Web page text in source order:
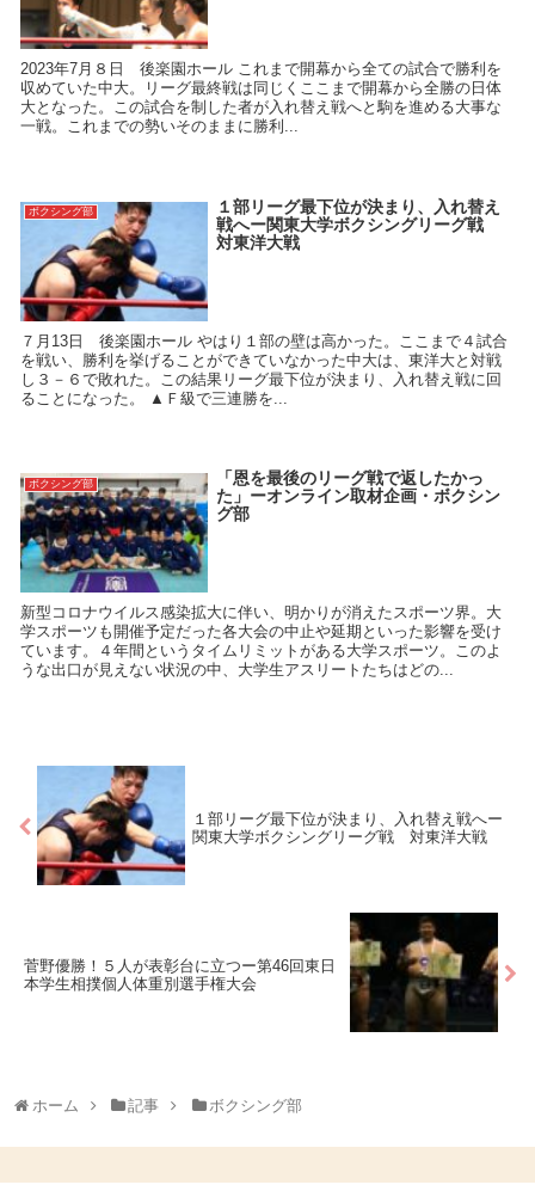
2023年7月８日 後楽園ホール これまで開幕から全ての試合で勝利を
収めていた中大。リーグ最終戦は同じくここまで開幕から全勝の日体
大となった。この試合を制した者が入れ替え戦へと駒を進める大事な
一戦。これまでの勢いそのままに勝利...
ボクシング部
１部リーグ最下位が決まり、入れ替え
戦へー関東大学ボクシングリーグ戦
対東洋大戦
７月13日 後楽園ホール やはり１部の壁は高かった。ここまで４試合
を戦い、勝利を挙げることができていなかった中大は、東洋大と対戦
し３－６で敗れた。この結果リーグ最下位が決まり、入れ替え戦に回
ることになった。 ▲Ｆ級で三連勝を...
ボクシング部
「恩を最後のリーグ戦で返したかっ
た」ーオンライン取材企画・ボクシン
グ部
新型コロナウイルス感染拡大に伴い、明かりが消えたスポーツ界。大
学スポーツも開催予定だった各大会の中止や延期といった影響を受け
ています。４年間というタイムリミットがある大学スポーツ。このよ
うな出口が見えない状況の中、大学生アスリートたちはどの...
１部リーグ最下位が決まり、入れ替え戦へー
関東大学ボクシングリーグ戦 対東洋大戦
菅野優勝！５人が表彰台に立つー第46回東日
本学生相撲個人体重別選手権大会
ホーム 記事 ボクシング部